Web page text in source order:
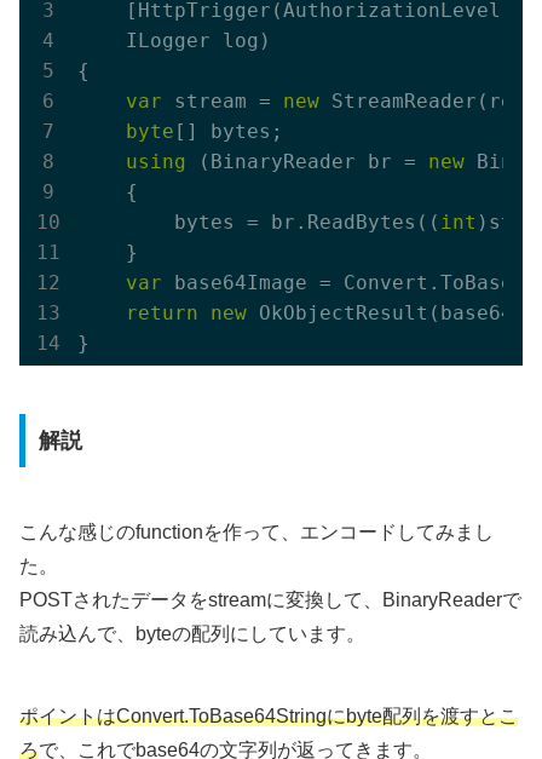
    ILogger log)
{
var stream = new
byte [] bytes;
using
(BinaryReader br = new
    {
        bytes = br.ReadBytes((
int
    }
var base64Image =
return
new
解説
こんな感じのfunctionを作って、エンコードしてみまし
た。
POSTされたデータをstreamに変換して、BinaryReaderで
読み込んで、byteの配列にしています。
ポイントはConvert.ToBase64Stringにbyte配列を渡すとこ
ろで、これでbase64の文字列が返ってきます。